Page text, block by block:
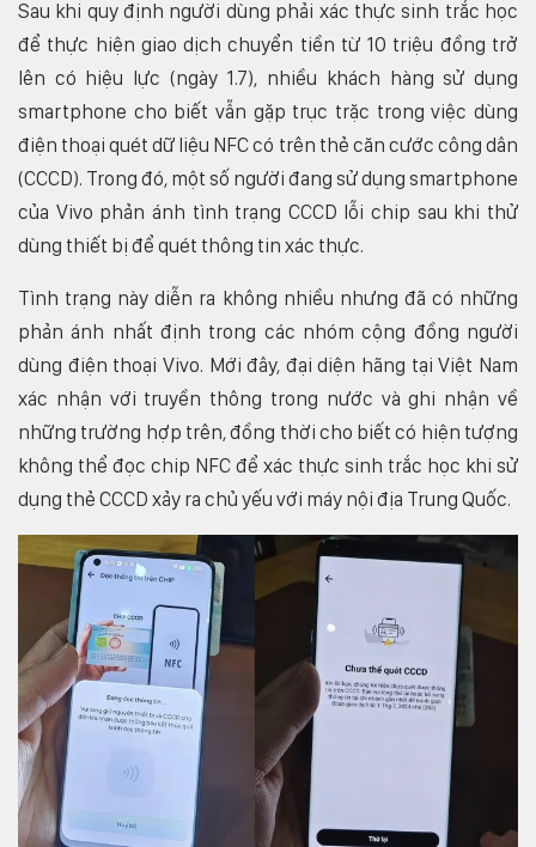
Sau khi quy định người dùng phải xác thực sinh trắc học
để thực hiện giao dịch chuyển tiền từ 10 triệu đồng trở
lên có hiệu lực (ngày 1.7), nhiều khách hàng sử dụng
smartphone cho biết vẫn gặp trục trặc trong việc dùng
điện thoại quét dữ liệu NFC có trên thẻ căn cước công dân
(CCCD). Trong đó, một số người đang sử dụng smartphone
của Vivo phản ánh tình trạng CCCD lỗi chip sau khi thử
dùng thiết bị để quét thông tin xác thực.
Tình trạng này diễn ra không nhiều nhưng đã có những
phản ánh nhất định trong các nhóm cộng đồng người
dùng điện thoại Vivo. Mới đây, đại diện hãng tại Việt Nam
xác nhận với truyền thông trong nước và ghi nhận về
những trường hợp trên, đồng thời cho biết có hiện tượng
không thể đọc chip NFC để xác thực sinh trắc học khi sử
dụng thẻ CCCD xảy ra chủ yếu với máy nội địa Trung Quốc.